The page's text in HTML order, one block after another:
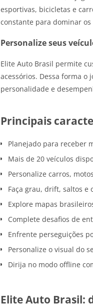
esportivas, bicicletas e
constante para dominar
Personalize seus
Elite Auto Brasil permite
acessórios. Dessa forma
personalidade e
Principais
Planejado para receber
Mais de 20 veículos
Personalize carros,
Faça grau, drift, saltos
Explore mapas
Complete desafios de
Enfrente perseguições
Personalize o visual do
Dirija no modo offline
Elite Auto Brasil: